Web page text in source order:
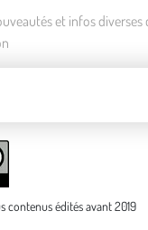
et infos
contenus édités avant 2019